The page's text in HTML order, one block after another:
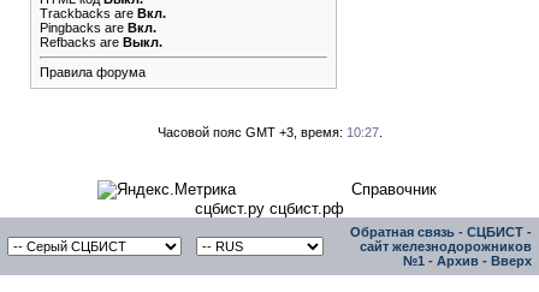
Trackbacks are Вкл.
Pingbacks are Вкл.
Refbacks are Выкл.
Правила форума
Часовой пояс GMT +3, время: 10:27.
Справочник
сцбист.ру сцбист.рф
Обратная связь - СЦБИСТ -
сайт железнодорожников
№1 - Архив - Вверх